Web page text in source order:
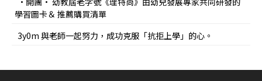
學習圖卡＆ 推薦購買清單
3y0m 與老師一起努力，成功克服「抗拒上學」的心。